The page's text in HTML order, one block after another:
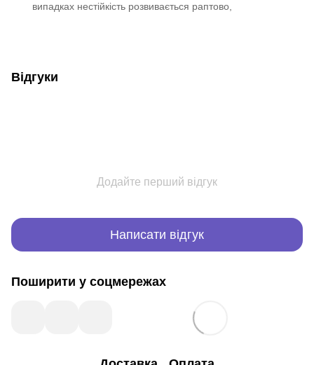
випадках нестійкість розвивається раптово,
Відгуки
Додайте перший відгук
Написати відгук
Поширити у соцмережах